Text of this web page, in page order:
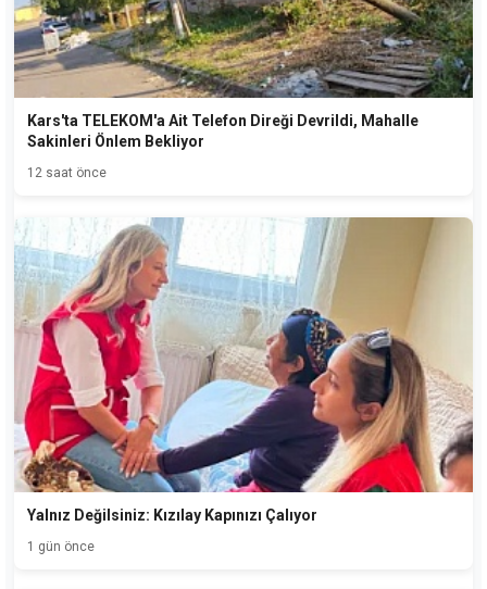
Kars'ta TELEKOM'a Ait Telefon Direği Devrildi, Mahalle
Sakinleri Önlem Bekliyor
12 saat önce
Yalnız Değilsiniz: Kızılay Kapınızı Çalıyor
1 gün önce